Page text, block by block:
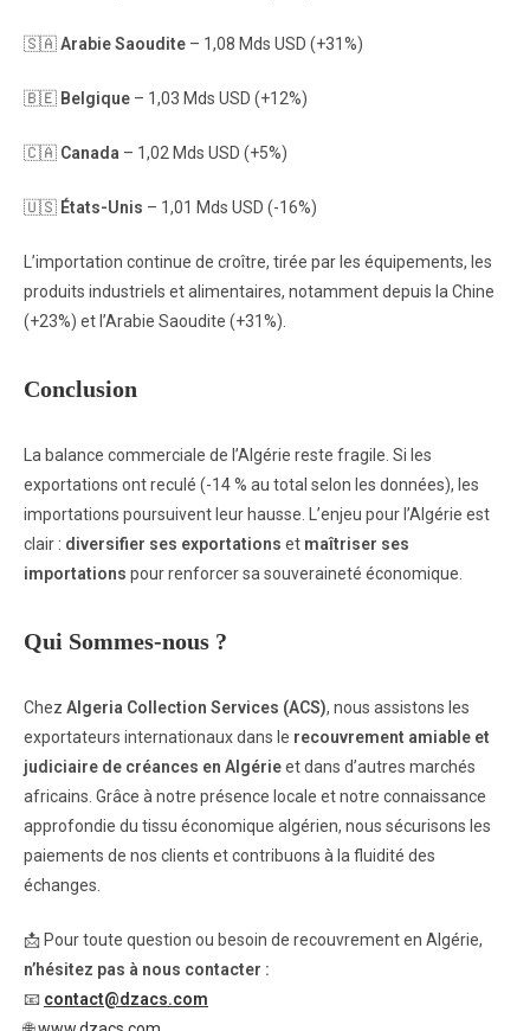
🇸🇦Arabie Saoudite – 1,08 Mds USD (+31%)
🇧🇪 Belgique – 1,03 Mds USD (+12%)
🇨🇦 Canada – 1,02 Mds USD (+5%)
🇺🇸 États-Unis – 1,01 Mds USD (-16%)
L’importation continue de croître, tirée par les équipements, les
produits industriels et alimentaires, notamment depuis la Chine
(+23%) et l’Arabie Saoudite (+31%).
Conclusion
La balance commerciale de l’Algérie reste fragile. Si les
exportations ont reculé (-14 % au total selon les données), les
importations poursuivent leur hausse. L’enjeu pour l’Algérie est
clair : diversifier ses exportations et maîtriser ses
importations pour renforcer sa souveraineté économique.
Qui Sommes-nous ?
Chez Algeria Collection Services (ACS), nous assistons les
exportateurs internationaux dans le recouvrement amiable et
judiciaire de créances en Algérieet dans d’autres marchés
africains. Grâce à notre présence locale et notre connaissance
approfondie du tissu économique algérien, nous sécurisons les
paiements de nos clients et contribuons à la fluidité des
échanges.
📩 Pour toute question ou besoin de recouvrement en Algérie,
n’hésitez pas à nous contacter :
📧 contact@dzacs.com